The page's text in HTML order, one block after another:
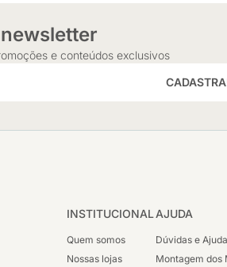
newsletter
e conteúdos exclusivos
INSTITUCIONAL
Quem somos
Nossas lojas
AJUDA
Dúvidas e
Montagem dos